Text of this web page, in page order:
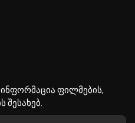
ფილმების,
შესახებ.